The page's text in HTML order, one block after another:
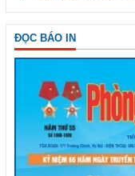
ĐỌC BÁO IN